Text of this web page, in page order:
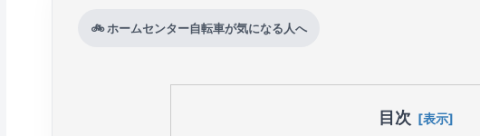
🚲 ホームセンター自転車が気になる人へ
目次